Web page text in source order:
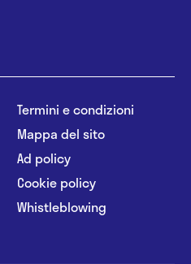
Termini e condizioni
Mappa del sito
Ad policy
Cookie policy
Whistleblowing